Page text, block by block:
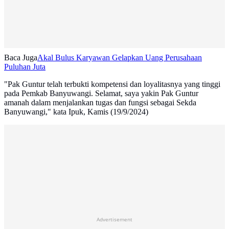
Baca JugaAkal Bulus Karyawan Gelapkan Uang Perusahaan
Puluhan Juta
"Pak Guntur telah terbukti kompetensi dan loyalitasnya yang tinggi
pada Pemkab Banyuwangi. Selamat, saya yakin Pak Guntur
amanah dalam menjalankan tugas dan fungsi sebagai Sekda
Banyuwangi," kata Ipuk, Kamis (19/9/2024)
Advertisement